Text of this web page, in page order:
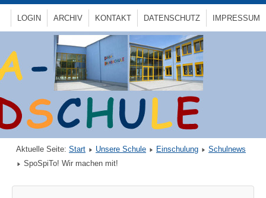
IMPRESSUM
DATENSCHUTZ
KONTAKT
ARCHIV
LOGIN
Aktuelle Seite: Start Unsere Schule Einschulung
Schulnews
SpoSpiTo! Wir machen mit!